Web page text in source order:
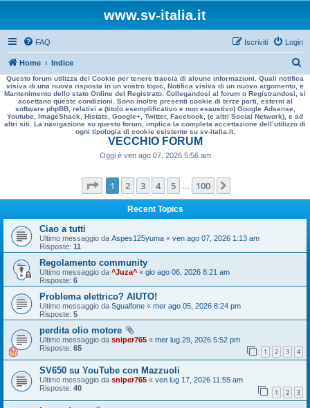
www.sv-italia.it
FAQ Login
Iscriviti
Home Indice
e
r
a
Questo forum utilizza dei Cookie per tenere traccia di alcune informazioni. Quali notifica
visiva di una nuova risposta in un vostro topic, Notifica visiva di un nuovo argomento, e
Mantenimento dello stato Online del Registrato. Collegandosi al forum o Registrandosi, si
accettano queste condizioni. Sono inoltre presenti cookie di terze parti, esterni al
software phpBB, relativi a (titolo esemplificativo e non esaustivo) Google Adsense,
Youtube, ImageShack, Histats, Google+, Twitter, Facebook, (e altri Social Network), e ad
altri siti. La navigazione su questo forum, implica la completa accettazione dell’utilizzo di
ogni tipologia di cookie esistente su sv-italia.it.
VECCHIO FORUM
Oggi è ven ago 07, 2026 5:56 am
Pagina di 100
1 2 3 4 5 100
Recent Topics
Ciao a tutti
Ultimo messaggio da Aspes125yuma « ven ago 07, 2026 1:13 am
Risposte: 11
Regolamento community
Ultimo messaggio da ^Juza^ « gio ago 06, 2026 8:21 am
Risposte: 6
Problema elettrico? AIUTO!
Ultimo messaggio da Sgualfone « mer ago 05, 2026 8:24 pm
Risposte: 5
perdita olio motore
Ultimo messaggio da sniper765 « mer lug 29, 2026 5:52 pm
Risposte: 65 1 2 3 4
SV650 su YouTube con Mazzuoli
Ultimo messaggio da sniper765 « ven lug 17, 2026 11:55 am
Risposte: 40 1 2 3